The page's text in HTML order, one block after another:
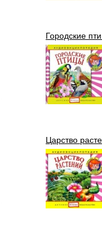
Городские
Царство